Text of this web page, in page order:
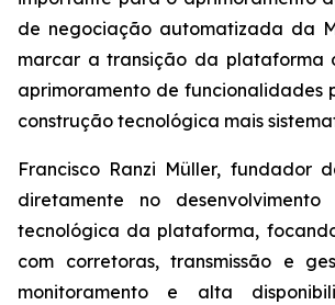
de negociação automatizada da
marcar a transição da plataforma
aprimoramento de funcionalidades
construção tecnológica mais
Francisco Ranzi Müller, fundador
diretamente no
tecnológica da plataforma,
com corretoras, transmissão e
monitoramento e alta